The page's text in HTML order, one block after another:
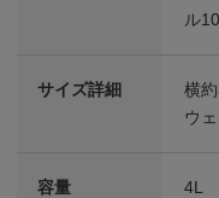
ル
サイズ詳細
横
ウ
容量 4L